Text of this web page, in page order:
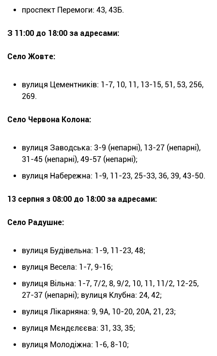
проспект Перемоги: 43, 43Б.
З 11:00 до 18:00 за адресами:
Село Жовте:
вулиця Цементників: 1-7, 10, 11, 13-15, 51, 53, 256,
269.
Село Червона Колона:
вулиця Заводська: 3-9 (непарні), 13-27 (непарні),
31-45 (непарні), 49-57 (непарні);
вулиця Набережна: 1-9, 11-23, 25-33, 36, 39, 43-50.
13 серпня з 08:00 до 18:00 за адресами:
Село Радушне:
вулиця Будівельна: 1-9, 11-23, 48;
вулиця Весела: 1-7, 9-16;
вулиця Вільна: 1-7, 7/2, 8, 9/2, 10, 11, 11/2, 12-25,
27-37 (непарні); вулиця Клубна: 24, 42;
вулиця Лікарняна: 9, 9А, 10-20, 20А, 21, 23;
вулиця Мєндєлєєва: 31, 33, 35;
вулиця Молодіжна: 1-6, 8-10;